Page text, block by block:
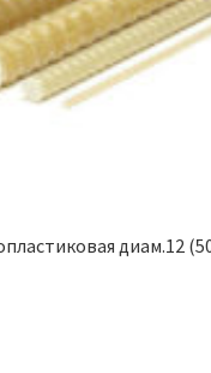
диам.12